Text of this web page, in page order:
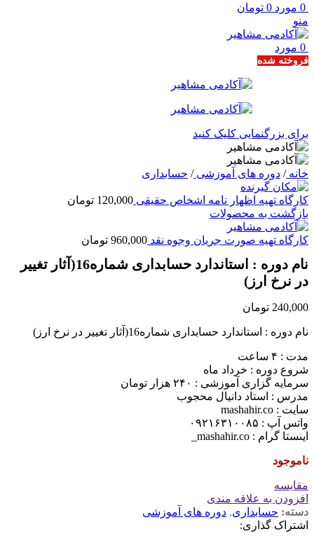
0 مورد 0 تومان
منو
0 مورد
فروخته شده
برای بزرگنمایی کلیک کنید
خانه/ دوره های آموزشی/ حسابداری
کارگاه تهیه اظهار نامه اشخاص حقیقی 120,000 تومان
بازگشت به محصولات
کارگاه تهیه صورت جریان وجوه نقد 960,000 تومان
نام دوره : استاندارد حسابداری شماره16(آثار تغییر
در نرخ ارز)
240,000 تومان
نام دوره : استاندارد حسابداری شماره16(آثار تغییر در نرخ ارز)
مدت : ۴ ساعت
شروع دوره : خرداد ماه
سرمایه گزاری آموزشی : ۲۴۰ هزار تومان
مدرس : استاد دانیال محجوب
سایت : mashahir.co
واتس آپ : ۰۹۲۱۶۳۱۰۰۸۵
اینستا گرام : mashahir.co_
ناموجود
مقايسه
افزودن به علاقه مندی
دسته: حسابداری, دوره های آموزشی
اشتراک گذاری: